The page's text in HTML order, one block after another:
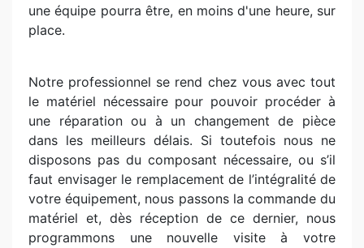
une équipe pourra être, en moins d'une heure, sur
place.
Notre professionnel se rend chez vous avec tout
le matériel nécessaire pour pouvoir procéder à
une réparation ou à un changement de pièce
dans les meilleurs délais. Si toutefois nous ne
disposons pas du composant nécessaire, ou s’il
faut envisager le remplacement de l’intégralité de
votre équipement, nous passons la commande du
matériel et, dès réception de ce dernier, nous
programmons une nouvelle visite à votre